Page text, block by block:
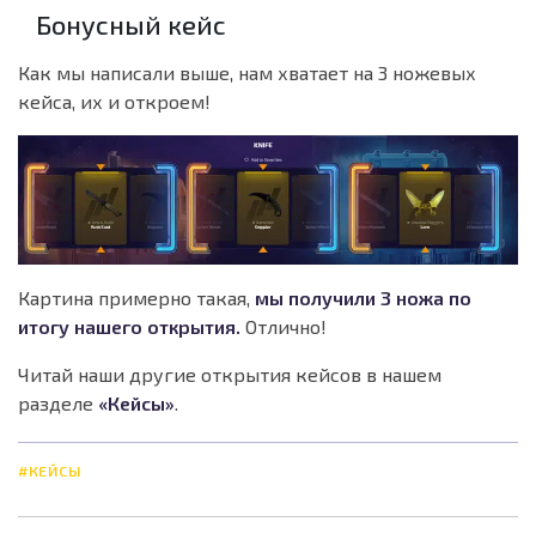
Бонусный кейс
Как мы написали выше, нам хватает на 3 ножевых
кейса, их и откроем!
Картина примерно такая, мы получили 3 ножа по
итогу нашего открытия. Отлично!
Читай наши другие открытия кейсов в нашем
разделе «Кейсы».
#КЕЙСЫ